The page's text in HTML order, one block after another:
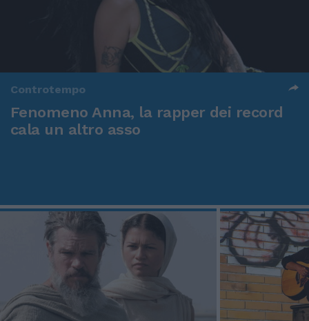
Controtempo
Fenomeno Anna, la rapper dei record
cala un altro asso